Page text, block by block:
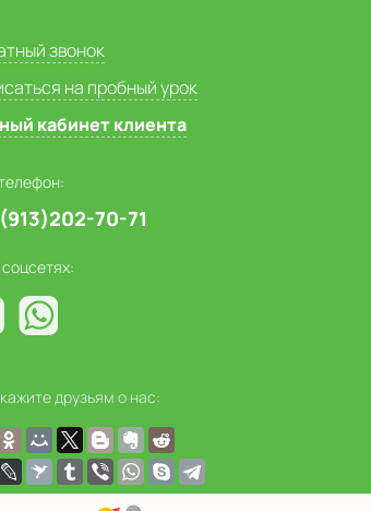
звонок
на пробный урок
кабинет клиента
70-71
друзьям о нас: